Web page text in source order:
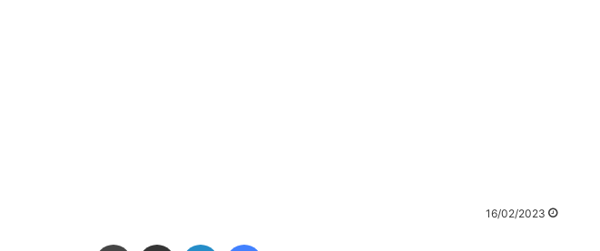
16/02/2023
Facebook
LinkedIn שיתוף באמצעות מייל